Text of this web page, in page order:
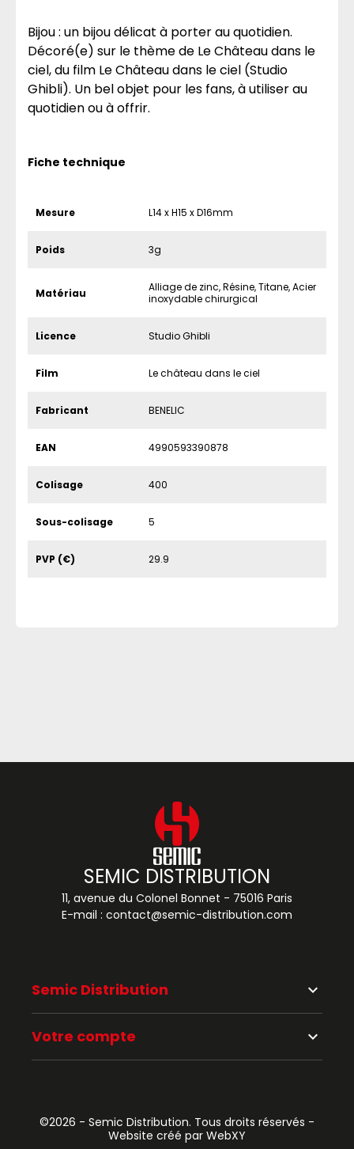
Bijou : un bijou délicat à porter au quotidien.
Décoré(e) sur le thème de Le Château dans le
ciel, du film Le Château dans le ciel (Studio
Ghibli). Un bel objet pour les fans, à utiliser au
quotidien ou à offrir.
Fiche technique
Mesure L14 x H15 x D16mm
Poids 3g
Matériau
Alliage de zinc, Résine, Titane, Acier
inoxydable chirurgical
Licence Studio Ghibli
Film Le château dans le ciel
Fabricant BENELIC
EAN 4990593390878
Colisage 400
Sous-colisage 5
PVP (€) 29.9
Semic Distribution keyboard_arrow_down
Votre compte keyboard_arrow_down
SEMIC DISTRIBUTION
11, avenue du Colonel Bonnet - 75016 Paris
E-mail : contact@semic-distribution.com
©2026 - Semic Distribution. Tous droits réservés -
Website créé par WebXY